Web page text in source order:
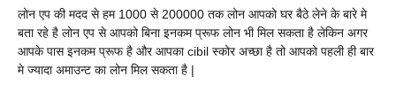
लोन एप की मदद से हम 1000 से 200000 तक लोन आपको घर बैठे लेने के बारे मे
बता रहे है लोन एप से आपको बिना इनकम प्रूफ लोन भी मिल सकता है लेकिन अगर
आपके पास इनकम प्रूफ है और आपका cibil स्कोर अच्छा है तो आपको पहली ही बार
मे ज्यादा अमाउन्ट का लोन मिल सकता है |